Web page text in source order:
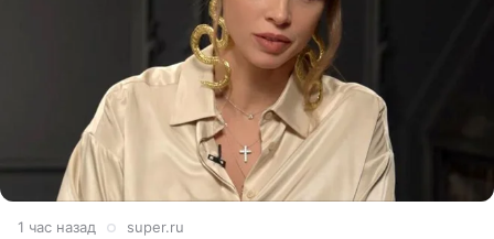
1 час назад super.ru